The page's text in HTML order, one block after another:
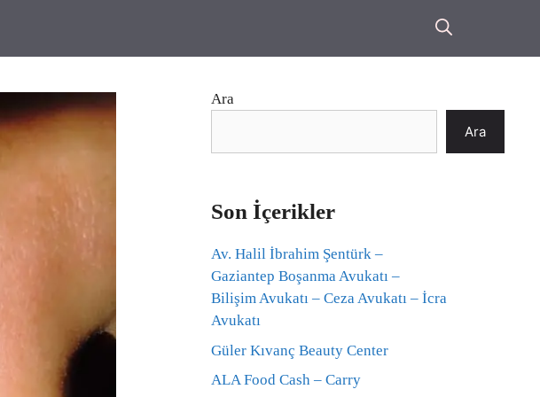
Ara
Ara
Son İçerikler
Av. Halil İbrahim Şentürk –
Gaziantep Boşanma Avukatı –
Bilişim Avukatı – Ceza Avukatı – İcra
Avukatı
Güler Kıvanç Beauty Center
ALA Food Cash – Carry